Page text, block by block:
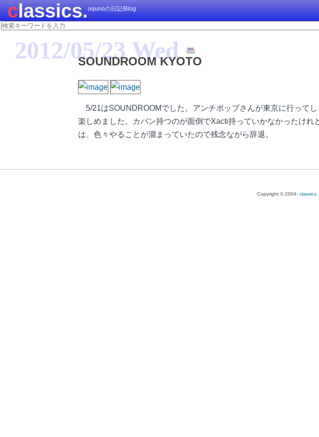
classics.oqunoの日記/Blog
2012/05/23 Wed
SOUNDROOM KYOTO
5/21はSOUNDROOMでした。アンチポップさんが東京に行って
楽しめました。カバン持つのが面倒でXacti持っていかなかったけ
は、色々やることが溜まっていたので残念ながら辞退。
Copyright © 2004- classics.